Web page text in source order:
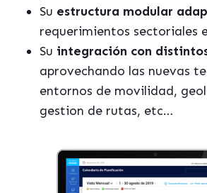
Su estructura modular
requerimientos sectoriales
Su integración con
aprovechando las nuevas
entornos de movilidad,
gestion de rutas, etc…